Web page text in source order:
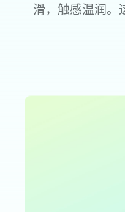
滑，触感温润。